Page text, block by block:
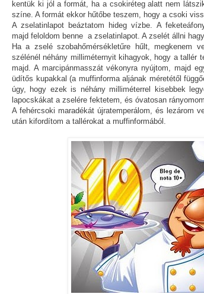
kentük ki jól a formát, ha a csokiréteg alatt nem
színe. A formát ekkor hűtőbe teszem, hogy a csoki
A zselatinlapot beáztatom hideg vízbe. A
majd feloldom benne a zselatinlapot. A zselét állni
Ha a zselé szobahőmérsékletűre hűlt, megkenem
szélénél néhány milliméternyit kihagyok, hogy a tallér
majd. A marcipánmasszát vékonyra nyújtom, majd
üdítős kupakkal (a muffinforma aljának méretétől
úgy, hogy ezek is néhány milliméterrel kisebbek
lapocskákat a zselére fektetem, és óvatosan
A fehércsoki maradékát újratemperálom, és lezárom
után kifordítom a tallérokat a muffinformából.